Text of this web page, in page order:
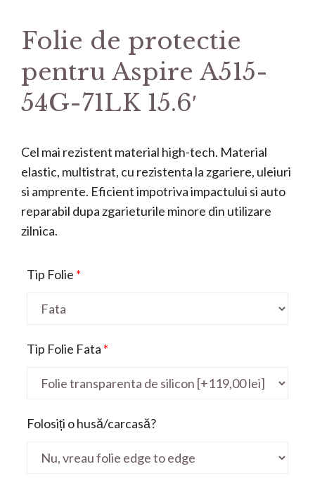
Folie de protectie
pentru Aspire A515-
54G-71LK 15.6′
Cel mai rezistent material high-tech. Material
elastic, multistrat, cu rezistenta la zgariere, uleiuri
si amprente. Eficient impotriva impactului si auto
reparabil dupa zgarieturile minore din utilizare
zilnica.
Tip Folie *
Tip Folie Fata *
Folosiți o husă/carcasă?